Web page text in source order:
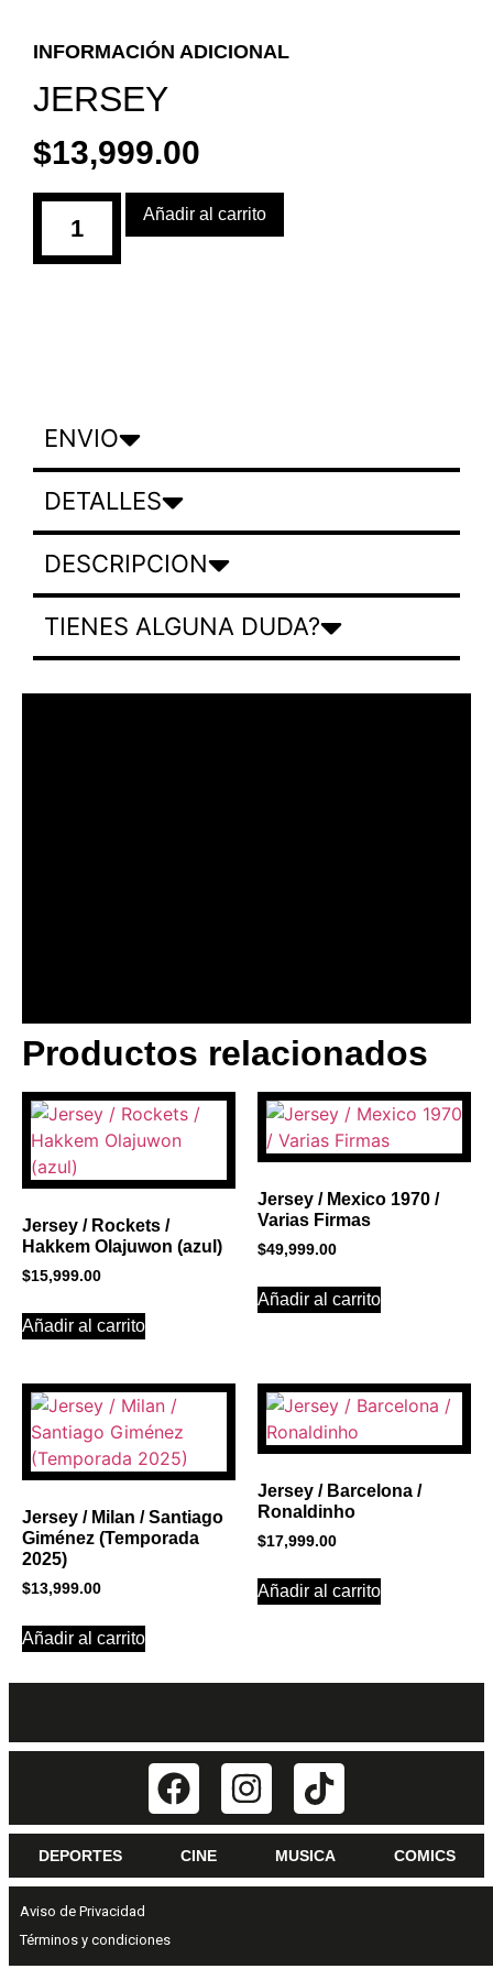
INFORMACIÓN ADICIONAL
JERSEY
$13,999.00
Añadir al carrito
ENVIO
DETALLES
DESCRIPCION
TIENES ALGUNA DUDA?
BANNER CON
PROMOCIONES 1
Click Here
Productos relacionados
Jersey / Rockets /
Hakkem Olajuwon (azul)
$15,999.00
Añadir al carrito
Jersey / Mexico 1970 /
Varias Firmas
$49,999.00
Añadir al carrito
Jersey / Milan / Santiago
Giménez (Temporada
2025)
$13,999.00
Añadir al carrito
Jersey / Barcelona /
Ronaldinho
$17,999.00
Añadir al carrito
DEPORTES CINE MUSICA COMICS
Aviso de Privacidad
Términos y condiciones